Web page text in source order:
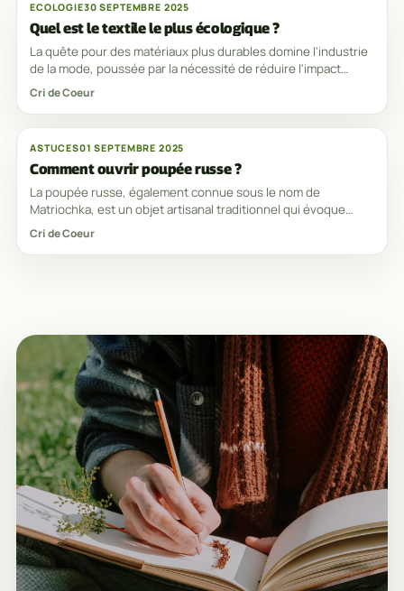
ECOLOGIE30 SEPTEMBRE 2025
Quel est le textile le plus écologique ?
La quête pour des matériaux plus durables domine l'industrie
de la mode, poussée par la nécessité de réduire l'impact
environnemental et la demande
Cri de Coeur
ASTUCES01 SEPTEMBRE 2025
Comment ouvrir poupée russe ?
La poupée russe, également connue sous le nom de
Matriochka, est un objet artisanal traditionnel qui évoque
immédiatement l'imaginaire de la Russie. Ces
Cri de Coeur